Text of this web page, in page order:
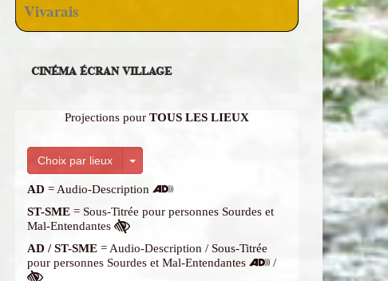
Vivarais
CINÉMA ÉCRAN VILLAGE